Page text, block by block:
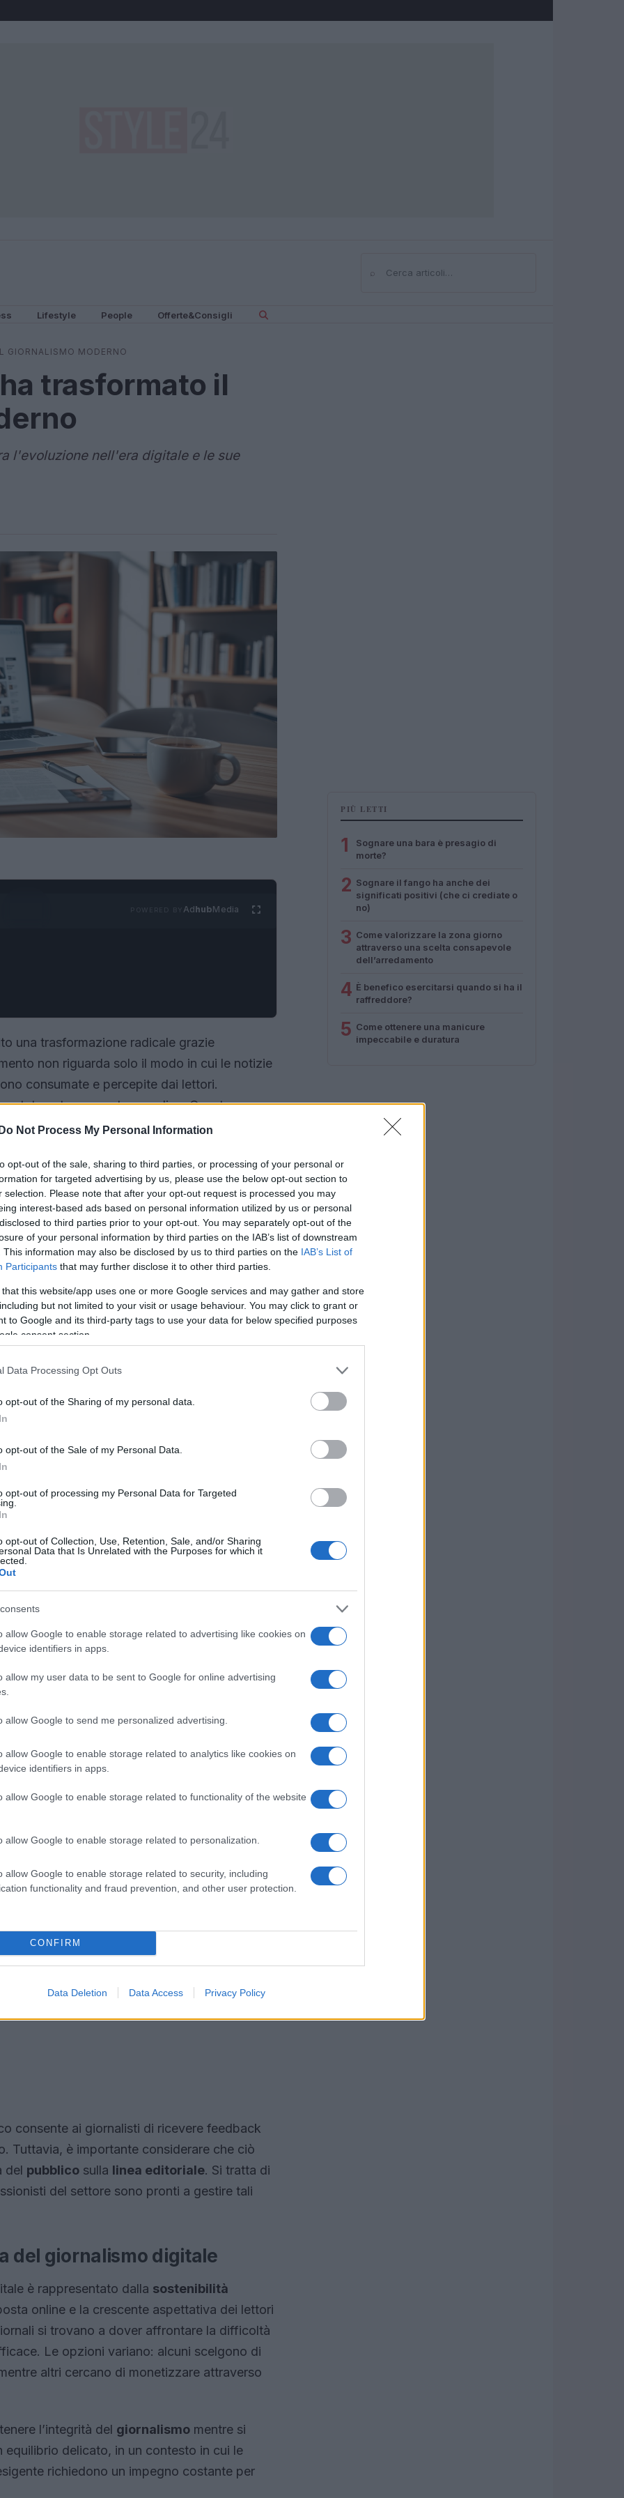
Do Not Process My Personal Information
opt-out of the sale, sharing to third parties, or processing of your personal or
for targeted advertising by us, please use the below opt-out section to
selection. Please note that after your opt-out request is processed you may
interest-based ads based on personal information utilized by us or personal
to third parties prior to your opt-out. You may separately opt-out of the
of your personal information by third parties on the IAB’s list of downstream
This information may also be disclosed by us to third parties on the IAB’s List of
Participants that may further disclose it to other third parties.
that this website/app uses one or more Google services and may gather and store
but not limited to your visit or usage behaviour. You may click to grant or
to Google and its third-party tags to use your data for below specified purposes
consent section.
Data Processing Opt Outs
opt-out of the Sharing of my personal data.
opt-out of the Sale of my Personal Data.
opt-out of processing my Personal Data for Targeted
opt-out of Collection, Use, Retention, Sale, and/or Sharing
Data that Is Unrelated with the Purposes for which it
allow Google to enable storage related to advertising like cookies on
identifiers in apps.
allow my user data to be sent to Google for online advertising
allow Google to send me personalized advertising.
allow Google to enable storage related to analytics like cookies on
identifiers in apps.
allow Google to enable storage related to functionality of the website
allow Google to enable storage related to personalization.
allow Google to enable storage related to security, including
functionality and fraud prevention, and other user protection.
CONFIRM
Data Deletion Data Access Privacy Policy
⌕Cerca
Lifestyle People Offerte&Consigli
GIORNALISMO MODERNO
trasformato il
l'evoluzione nell'era digitale e le sue
AdhubMedia
una trasformazione radicale grazie
non riguarda solo il modo in cui le notizie
consumate e percepite dai lettori.
estremamente semplice. Questa
per i professionisti del settore. Si rende
informazioni
la
un reporter, grazie a piattaforme come
provengono più solo da fonti tradizionali
condividere la propria versione degli
senza precedenti.
la
disponibili, è facile imbattersi in contenuti
scetticismo prima di condividere informazioni
della diffusione delle notizie. Piattaforme
contenuti giornalistici, ma influenzano
più vasto. I social non sono un semplice
spazi di discussione e interazione.
consente ai giornalisti di ricevere feedback
Tuttavia, è importante considerare che ciò
del pubblico sulla linea editoriale. Si tratta di
del settore sono pronti a gestire tali
del giornalismo digitale
è rappresentato dalla sostenibilità
online e la crescente aspettativa dei lettori
si trovano a dover affrontare la difficoltà
Le opzioni variano: alcuni scelgono di
altri cercano di monetizzare attraverso
l’integrità del giornalismo mentre si
delicato, in un contesto in cui le
richiedono un impegno costante per
PIÙ LETTI
1
Sognare una bara è presagio di
morte?
2 Sognare il fango ha anche dei
significati positivi (che ci crediate o
no)
3 Come valorizzare la zona giorno
attraverso una scelta consapevole
dell’arredamento
4 È benefico esercitarsi quando si ha il
raffreddore?
5 Come ottenere una manicure
impeccabile e duratura